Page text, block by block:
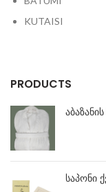
KUTAISI
PRODUCTS
საპონი